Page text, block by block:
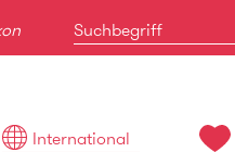
International